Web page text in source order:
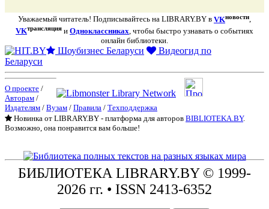
Уважаемый читатель! Подписывайтесь на LIBRARY.BY в VKновости,
VKтрансляция и Одноклассниках , чтобы быстро узнавать о событиях
онлайн библиотеки.
Шоубизнес Беларуси
Видеогид по
Беларуси
О проекте /
Авторам /
Издателям / Вузам / Правила / Техподдержка
Новинка от LIBRARY.BY - платформа для авторов BIBLIOTEKA.BY.
Возможно, она понравится вам больше!
БИБЛИОТЕКА LIBRARY.BY © 1999-
2026 гг. • ISSN 2413-6352